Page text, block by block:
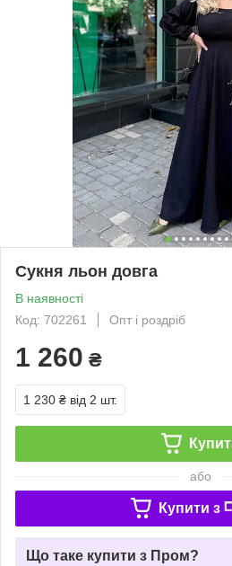
Сукня льон довга
В наявності
Код: 702261
Опт і роздріб
1 260 ₴
1 230 ₴ від 2 шт.
або
Купити з
Що таке купити з Пром?